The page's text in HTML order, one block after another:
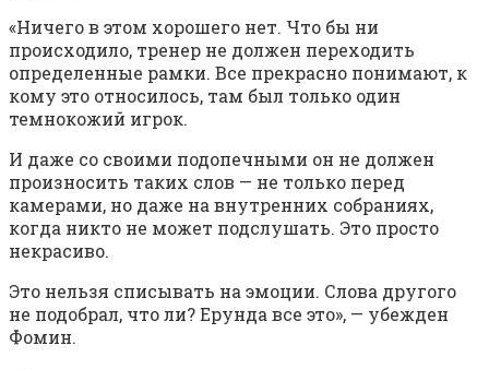
«Ничего в этом хорошего нет. Что бы ни
происходило, тренер не должен переходить
определенные рамки. Все прекрасно понимают, к
кому это относилось, там был только один
темнокожий игрок.
И даже со своими подопечными он не должен
произносить таких слов — не только перед
камерами, но даже на внутренних собраниях,
когда никто не может подслушать. Это просто
некрасиво.
Это нельзя списывать на эмоции. Слова другого
не подобрал, что ли? Ерунда все это», — убежден
Фомин.